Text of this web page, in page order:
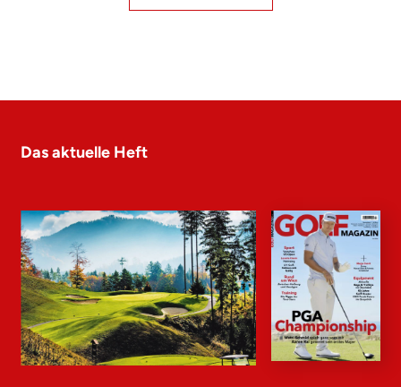
Das aktuelle Heft